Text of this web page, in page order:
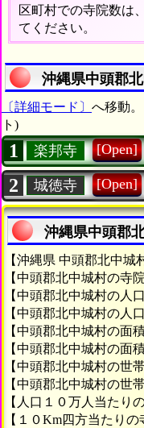
区町村での寺院数は
てください。
沖縄県中頭郡
〔詳細モード〕 へ移動。
ト)
1 楽邦寺 [Open]
2 城徳寺 [Open]
沖縄県中頭郡
【沖縄県 中頭郡北中
【中頭郡北中城村の寺
【中頭郡北中城村の人
【中頭郡北中城村の人
【中頭郡北中城村の面
【中頭郡北中城村の面
【中頭郡北中城村の世
【中頭郡北中城村の世
【人口１０万人当たり
【１０Km四方当たり